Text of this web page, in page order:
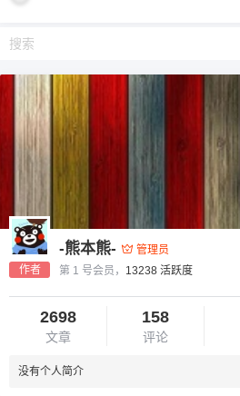
作者
-熊本熊-
管理员
第 1 号会员， 13238 活跃度
2698
文章
158
评论
没有个人简介